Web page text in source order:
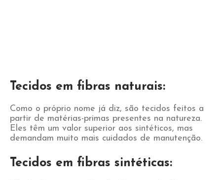
Tecidos em fibras naturais:
Como o próprio nome já diz, são tecidos feitos a
partir de matérias-primas presentes na natureza.
Eles têm um valor superior aos sintéticos, mas
demandam muito mais cuidados de manutenção.
Tecidos em fibras sintéticas: